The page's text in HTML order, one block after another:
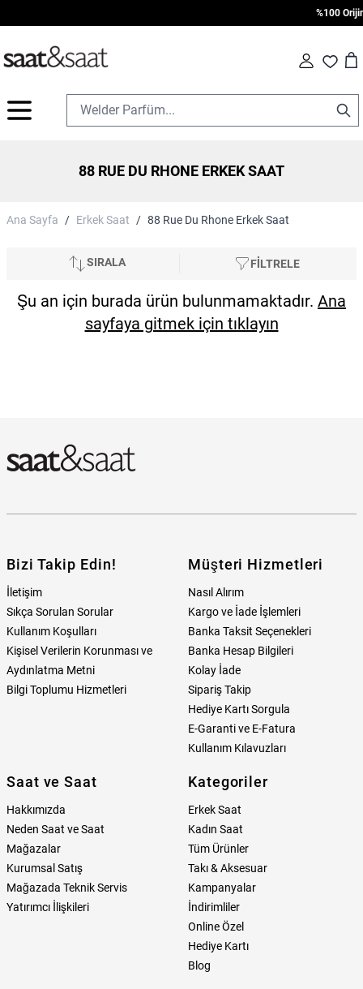
%100
Fav Cart
88 RUE DU RHONE ERKEK SAAT
Ana Sayfa / Erkek Saat / 88 Rue Du Rhone Erkek Saat
SIRALA FİLTRELE
Şu an için burada ürün bulunmamaktadır. Ana
sayfaya gitmek için tıklayın
Bizi Takip Edin!
İletişim
Sıkça Sorulan Sorular
Kullanım Koşulları
Kişisel Verilerin Korunması ve
Aydınlatma Metni
Bilgi Toplumu Hizmetleri
Müşteri Hizmetleri
Nasıl Alırım
Kargo ve İade İşlemleri
Banka Taksit Seçenekleri
Banka Hesap Bilgileri
Kolay İade
Sipariş Takip
Hediye Kartı Sorgula
E-Garanti ve E-Fatura
Kullanım Kılavuzları
Saat ve Saat
Hakkımızda
Neden Saat ve Saat
Mağazalar
Kurumsal Satış
Mağazada Teknik Servis
Yatırımcı İlişkileri
Kategoriler
Erkek Saat
Kadın Saat
Tüm Ürünler
Takı & Aksesuar
Kampanyalar
İndirimliler
Online Özel
Hediye Kartı
Blog